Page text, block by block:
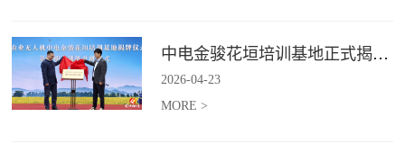
中电金骏花垣培训基地正式揭牌 首期农业无人机培训班同步启动
2026-04-23
MORE >